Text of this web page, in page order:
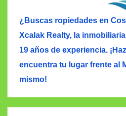
¿Buscas ropiedades en
Xcalak Realty, la
19 años de experiencia.
encuentra tu lugar frente al
mismo!